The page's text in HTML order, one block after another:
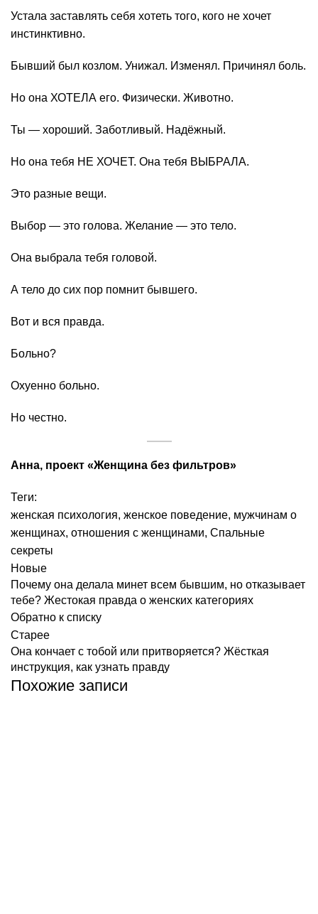
Устала заставлять себя хотеть того, кого не хочет
инстинктивно.
Бывший был козлом. Унижал. Изменял. Причинял боль.
Но она ХОТЕЛА его. Физически. Животно.
Ты — хороший. Заботливый. Надёжный.
Но она тебя НЕ ХОЧЕТ. Она тебя ВЫБРАЛА.
Это разные вещи.
Выбор — это голова. Желание — это тело.
Она выбрала тебя головой.
А тело до сих пор помнит бывшего.
Вот и вся правда.
Больно?
Охуенно больно.
Но честно.
Анна, проект «Женщина без фильтров»
Теги:
женская психология, женское поведение, мужчинам о
женщинах, отношения с женщинами, Спальные
секреты
Новые
Почему она делала минет всем бывшим, но отказывает
тебе? Жестокая правда о женских категориях
Обратно к списку
Старее
Она кончает с тобой или притворяется? Жёсткая
инструкция, как узнать правду
Похожие записи